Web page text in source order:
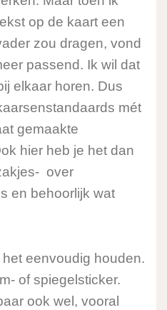
op de kaart een
zou dragen, vond
passend. Ik wil dat
elkaar horen. Dus
mét
gemaakte
hier heb je het dan
over
en behoorlijk wat
eenvoudig houden.
of spiegelsticker.
ook wel, vooral